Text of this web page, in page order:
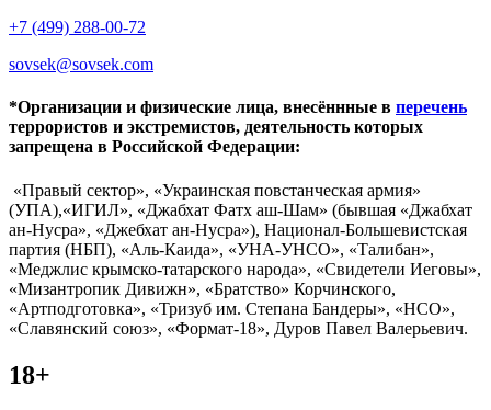
+7 (499) 288-00-72
sovsek@sovsek.com
*Организации и физические лица, внесённные в перечень
террористов и экстремистов, деятельность которых
запрещена в Российской Федерации:
«Правый сектор», «Украинская повстанческая армия»
(УПА),«ИГИЛ», «Джабхат Фатх аш-Шам» (бывшая «Джабхат
ан-Нусра», «Джебхат ан-Нусра»), Национал-Большевистская
партия (НБП), «Аль-Каида», «УНА-УНСО», «Талибан»,
«Меджлис крымско-татарского народа», «Свидетели Иеговы»,
«Мизантропик Дивижн», «Братство» Корчинского,
«Артподготовка», «Тризуб им. Степана Бандеры», «НСО»,
«Славянский союз», «Формат-18», Дуров Павел Валерьевич.
18+